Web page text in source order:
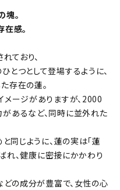
塊。
感。
ており、
とつとして登場するように、
存在の蓮。
メージがありますが、2000
あるなど、同時に並外れた
と同じように、蓮の実は「蓮
ばれ、健康に密接にかかわり
どの成分が豊富で、女性の心